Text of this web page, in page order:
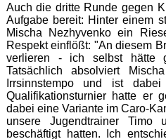
Auch die dritte Runde gegen
Aufgabe bereit: Hinter einem
Mischa Nezhyvenko ein
Respekt einflößt: "An diesem
verlieren - ich selbst hätte
Tatsächlich absolviert
Irrsinnstempo und ist
Qualifikationsturnier hatte er
dabei eine Variante im Caro-
unsere Jugendtrainer Timo
beschäftigt hatten. Ich